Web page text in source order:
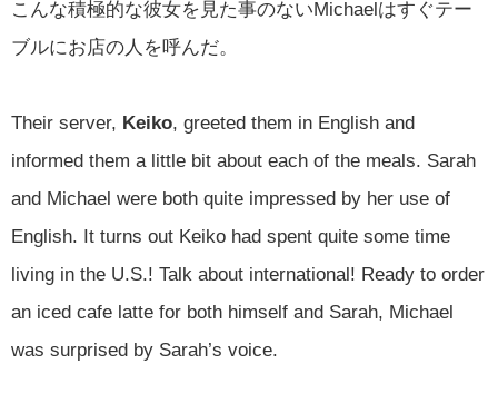
こんな積極的な彼女を見た事のないMichaelはすぐテー
ブルにお店の人を呼んだ。
Their server, Keiko, greeted them in English and
informed them a little bit about each of the meals. Sarah
and Michael were both quite impressed by her use of
English. It turns out Keiko had spent quite some time
living in the U.S.! Talk about international! Ready to order
an iced cafe latte for both himself and Sarah, Michael
was surprised by Sarah’s voice.